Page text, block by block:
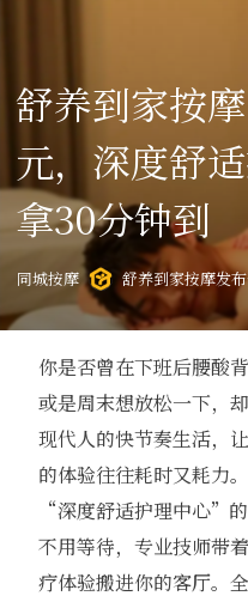
舒养到家按
元，深度舒
拿30分钟到
同城按摩 舒养到家按摩发
你是否曾在下班后腰酸
或是周末想放松一下，
现代人的快节奏生活，
的体验往往耗时又耗力
“深度舒适护理中心”
不用等待，专业技师带
疗体验搬进你的客厅。